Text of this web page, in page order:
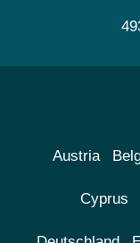
Austria
Cyprus